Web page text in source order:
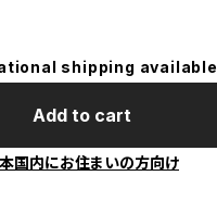
shipping available
Add to cart
国内にお住まいの方向け